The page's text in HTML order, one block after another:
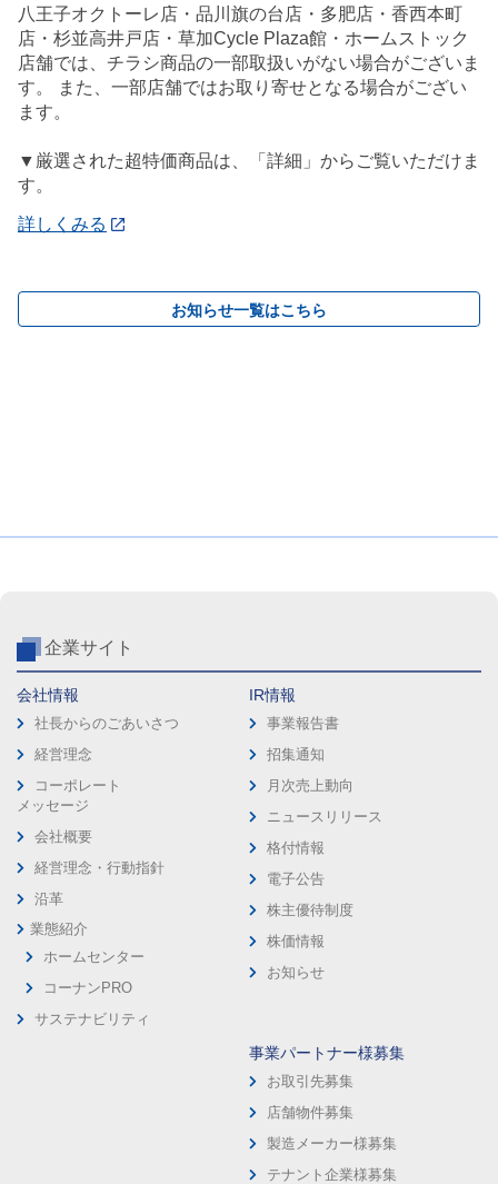
八王子オクトーレ店・品川旗の台店・多肥店・香西本町
店・杉並高井戸店・草加Cycle Plaza館・ホームストック
店舗では、チラシ商品の一部取扱いがない場合がございま
す。 また、一部店舗ではお取り寄せとなる場合がござい
ます。
▼厳選された超特価商品は、「詳細」からご覧いただけま
す。
詳しくみる
お知らせ一覧はこちら
企業サイト
会社情報
社長からのごあいさつ
経営理念
コーポレート
メッセージ
会社概要
経営理念・行動指針
沿革
業態紹介
ホームセンター
コーナンPRO
サステナビリティ
IR情報
事業報告書
招集通知
月次売上動向
ニュースリリース
格付情報
電子公告
株主優待制度
株価情報
お知らせ
事業パートナー様募集
お取引先募集
店舗物件募集
製造メーカー様募集
テナント企業様募集